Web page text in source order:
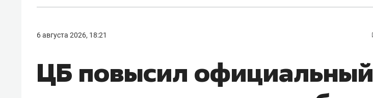
6 августа 2026, 18:21
ЦБ повысил официальный